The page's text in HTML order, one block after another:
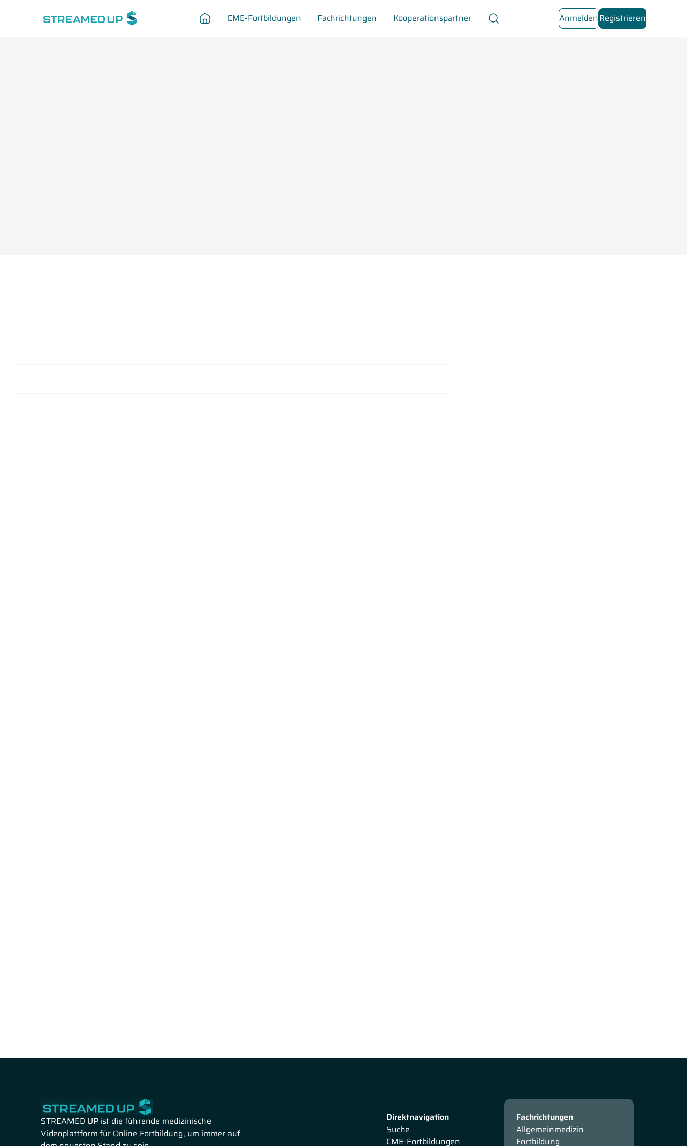
CME-Fortbildungen Fachrichtungen Kooperationspartner AnmeldenRegistrieren
STREAMED UP ist die führende medizinische
Videoplattform für Online Fortbildung, um immer auf
Direktnavigation
Suche
CME-Fortbildungen
Fachrichtungen
Allgemeinmedizin
Fortbildung